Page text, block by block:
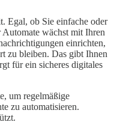
Egal, ob Sie einfache oder
wächst mit Ihren
einrichten,
zu bleiben. Das gibt Ihnen
für ein sicheres digitales
um regelmäßige
zu automatisieren.